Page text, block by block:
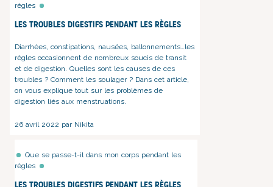
règles
Les troubles digestifs pendant les règles
Diarrhées, constipations, nausées , ballonnements…les
règles occasionnent de nombreux soucis de transit
et de digestion. Quelles sont les causes de ces
troubles ? Comment les soulager ? Dans cet article,
on vous explique tout sur les problèmes de
digestion liés aux menstruations.
26 avril 2022 par Nikita
Que se passe-t-il dans mon corps pendant les
règles